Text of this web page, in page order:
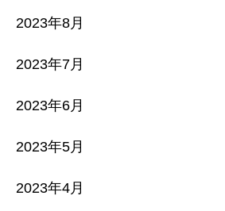
2023年8月
2023年7月
2023年6月
2023年5月
2023年4月